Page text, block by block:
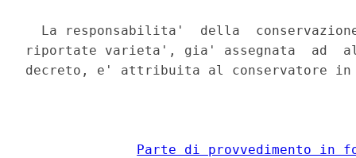
La responsabilita'  della
riportate varieta', gia' assegnata  ad
decreto, e' attribuita al conservatore
Parte di provvedimento in